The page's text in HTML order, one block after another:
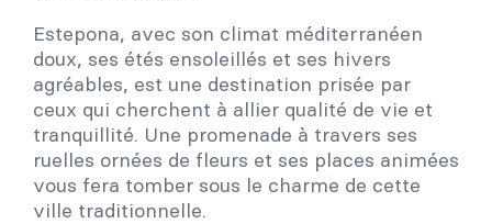
Estepona, avec son climat méditerranéen
doux, ses étés ensoleillés et ses hivers
agréables, est une destination prisée par
ceux qui cherchent à allier qualité de vie et
tranquillité. Une promenade à travers ses
ruelles ornées de fleurs et ses places animées
vous fera tomber sous le charme de cette
ville traditionnelle.